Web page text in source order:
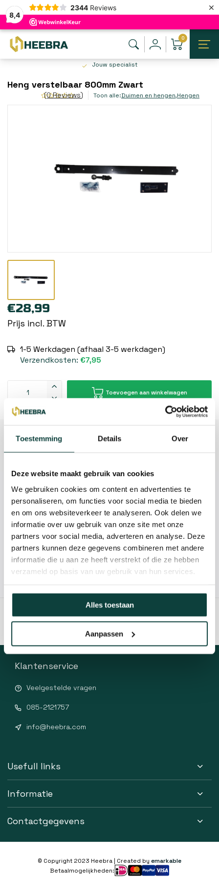
8,4
2344 Reviews ×
Toestemming Details Over
Deze website maakt gebruik van cookies
We gebruiken cookies om content en advertenties te
personaliseren, om functies voor social media te bieden
en om ons websiteverkeer te analyseren. Ook delen we
informatie over uw gebruik van onze site met onze
partners voor social media, adverteren en analyse. Deze
partners kunnen deze gegevens combineren met andere
informatie die u aan ze heeft verstrekt of die ze hebben
verzameld op basis van uw gebruik van hun services.
Alles toestaan
Aanpassen
0
Jouw specialist
Heng verstelbaar 800mm Zwart
(0 Reviews) Toon alle:Duimen en hengen,Hengen
€28,99
Prijs incl. BTW
1-5 Werkdagen (afhaal 3-5 werkdagen)
Verzendkosten: €7,95
Toevoegen aan winkelwagen
Kunnen we je helpen?
085-2121757
info@heebra.com
Hovenier of klusbedrijf? Neem contact met ons op voor
Klantenservice
Veelgestelde vragen
085-2121757
info@heebra.com
Usefull links
Informatie
Contactgegevens
© Copyright 2023 Heebra | Created by emarkable
Betaalmogelijkheden: